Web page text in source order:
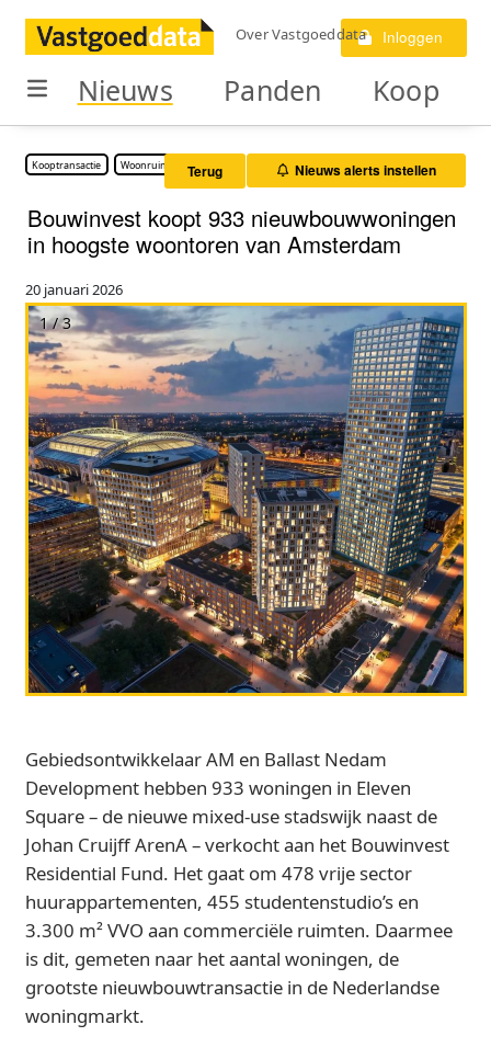
Over Vastgoeddata Inloggen
Nieuws Panden Koop
Kooptransactie Woonruimte Terug Nieuws alerts instellen
Bouwinvest koopt 933 nieuwbouwwoningen
in hoogste woontoren van Amsterdam
20 januari 2026
1 / 3
Gebiedsontwikkelaar AM en Ballast Nedam
Development hebben 933 woningen in Eleven
Square – de nieuwe mixed‑use stadswijk naast de
Johan Cruijff ArenA – verkocht aan het Bouwinvest
Residential Fund. Het gaat om 478 vrije sector
huurappartementen, 455 studentenstudio’s en
3.300 m² VVO aan commerciële ruimten. Daarmee
is dit, gemeten naar het aantal woningen, de
grootste nieuwbouwtransactie in de Nederlandse
woningmarkt.